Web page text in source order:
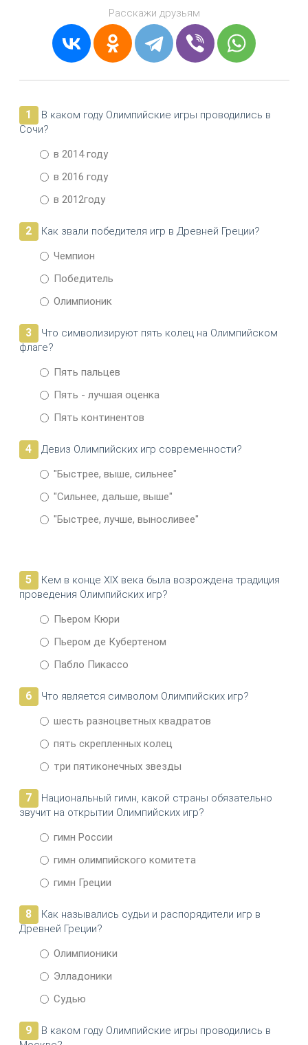
Расскажи друзьям
1
В каком году Олимпийские игры проводились в
Сочи?
в 2014 году
в 2016 году
в 2012году
2
Как звали победителя игр в Древней Греции?
Чемпион
Победитель
Олимпионик
3
Что символизируют пять колец на Олимпийском
флаге?
Пять пальцев
Пять - лучшая оценка
Пять континентов
4
Девиз Олимпийских игр современности?
"Быстрее, выше, сильнее"
"Сильнее, дальше, выше"
"Быстрее, лучше, выносливее"
5
Кем в конце XIX века была возрождена традиция
проведения Олимпийских игр?
Пьером Кюри
Пьером де Кубертеном
Пабло Пикассо
6
Что является символом Олимпийских игр?
шесть разноцветных квадратов
пять скрепленных колец
три пятиконечных звезды
7
Национальный гимн, какой страны обязательно
звучит на открытии Олимпийских игр?
гимн России
гимн олимпийского комитета
гимн Греции
8
Как назывались судьи и распорядители игр в
Древней Греции?
Олимпионики
Элладоники
Судью
9
В каком году Олимпийские игры проводились в